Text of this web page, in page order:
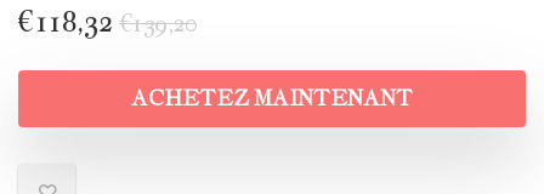
€139,20
€118,32
ACHETEZ MAINTENANT